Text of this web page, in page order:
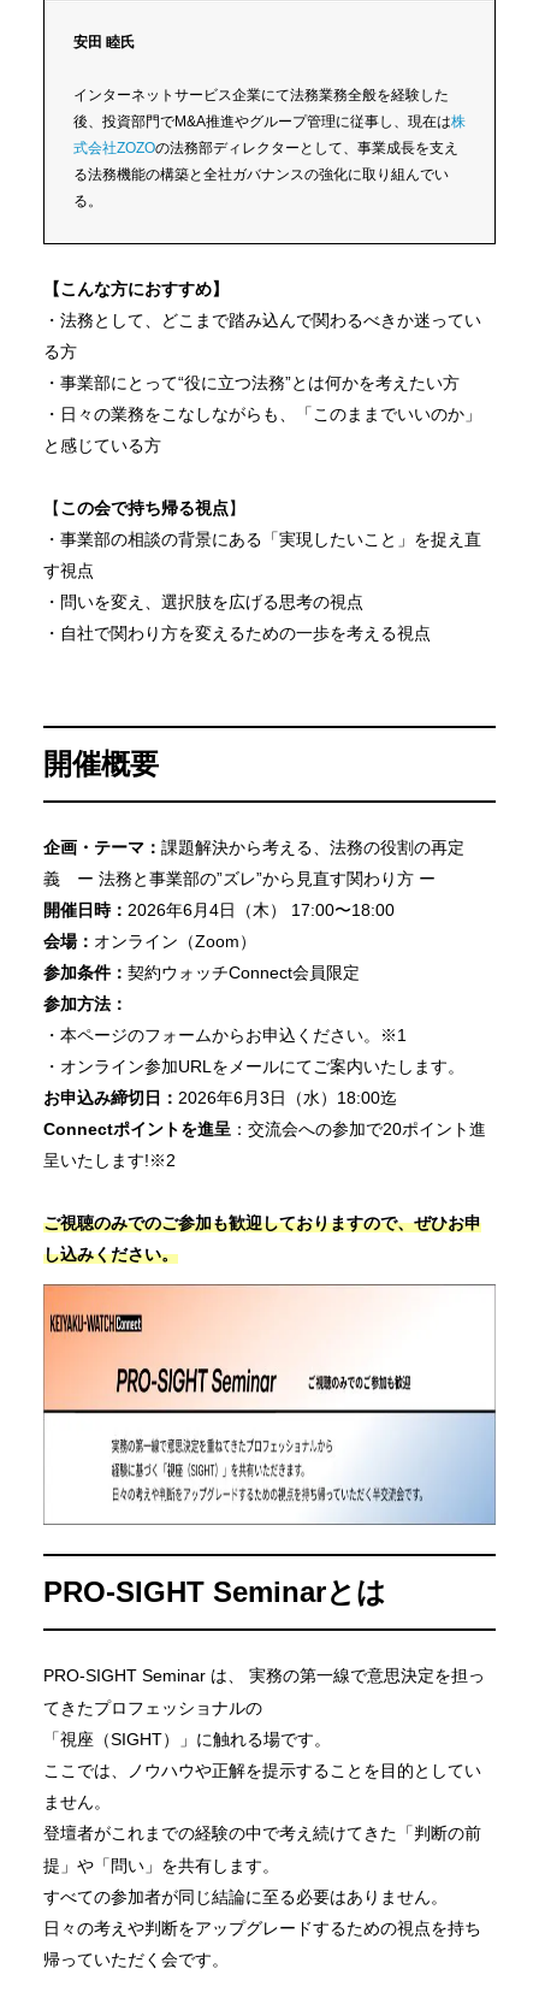
安田 睦氏
インターネットサービス企業にて法務業務全般を経験した
後、投資部門でM&A推進やグループ管理に従事し、現在は株
式会社ZOZOの法務部ディレクターとして、事業成長を支え
る法務機能の構築と全社ガバナンスの強化に取り組んでい
る。
【こんな方におすすめ】
・法務として、どこまで踏み込んで関わるべきか迷ってい
る方
・事業部にとって“役に立つ法務”とは何かを考えたい方
・日々の業務をこなしながらも、「このままでいいのか」
と感じている方
【この会で持ち帰る視点】
・事業部の相談の背景にある「実現したいこと」を捉え直
す視点
・問いを変え、選択肢を広げる思考の視点
・自社で関わり方を変えるための一歩を考える視点
開催概要
企画・テーマ： 課題解決から考える、法務の役割の再定
義 ー 法務と事業部の”ズレ”から見直す関わり方 ー
開催日時： 2026年6月4日（木） 17:00〜18:00
会場： オンライン（Zoom）
参加条件： 契約ウォッチConnect会員限定
参加方法：
・本ページのフォームからお申込ください。※1
・オンライン参加URLをメールにてご案内いたします。
お申込み締切日： 2026年6月3日（水）18:00迄
Connectポイントを進呈 ：交流会への参加で20ポイント進
呈いたします!※2
ご視聴のみでのご参加も歓迎しておりますので、ぜひお申
し込みください。
PRO-SIGHT Seminarとは
PRO-SIGHT Seminar は、
実務の第一線で意思決定を担っ
てきたプロフェッショナルの
「視座（SIGHT）」に触れる場です。
ここでは、ノウハウや正解を提示することを目的としてい
ません。
登壇者がこれまでの経験の中で考え続けてきた「判断の前
提」や「問い」を共有します。
すべての参加者が同じ結論に至る必要はありません。
日々の考えや判断をアップグレードするための視点を持ち
帰っていただく会です。